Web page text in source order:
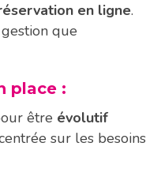
en ligne.
que
place :
être évolutif
sur les besoins